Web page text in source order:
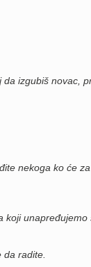
izgubiš novac,
nekoga ko će
koji unapređujemo
radite.